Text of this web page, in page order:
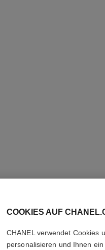
COOKIES AUF
CHANEL verwendet Cookies
personalisieren und Ihnen